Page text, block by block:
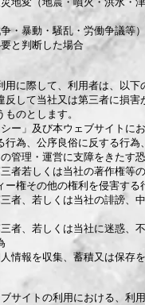
・暴動・騒乱・労働争議等
と判断した場合
用に際して、利用者は、以
反して当社又は第三者に損
のとします。
ー」及び本ウェブサイトに
行為、公序良俗に反する行
管理・運営に支障をきたす
者若しくは当社の著作権等
ー権その他の権利を侵害す
者、若しくは当社の誹謗、
者、若しくは当社に迷惑、
情報を収集、蓄積又は保存
サイトの利用における、利